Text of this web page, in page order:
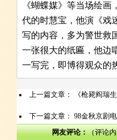
《蝴蝶媒》等当场绘
代的时慧宝，他演《戏
写的内容，多为警世救
一张很大的纸匾，他边
一写完，即博得观众的
上一篇文章： 《枪毙阎瑞
下一篇文章： 98金秋京剧
网友评论：（评论